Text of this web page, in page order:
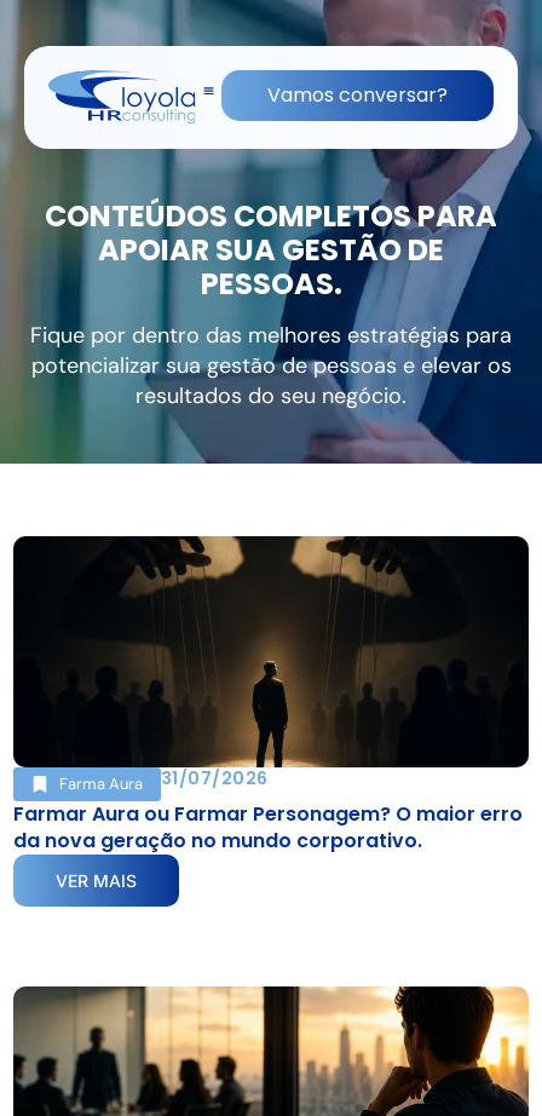
(11) 91836-0813 contato@lhrc.com.br
Vamos conversar?
CONTEÚDOS COMPLETOS PARA
APOIAR SUA GESTÃO DE
PESSOAS.
Fique por dentro das melhores estratégias para
potencializar sua gestão de pessoas e elevar os
resultados do seu negócio.
Farma Aura 31/07/2026
Farmar Aura ou Farmar Personagem? O maior erro
da nova geração no mundo corporativo.
VER MAIS